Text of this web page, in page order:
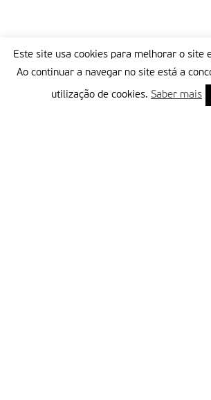
Este site usa cookies para melhorar o site
Ao continuar a navegar no site está a
utilização de cookies. Saber mais